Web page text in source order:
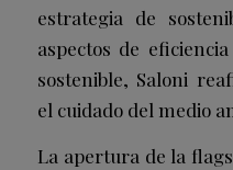
estrategia de
aspectos de
sostenible, Saloni
el cuidado del medio
La apertura de la